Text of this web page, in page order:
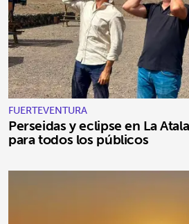
FUERTEVENTURA
Perseidas y eclipse en La
para todos los públicos